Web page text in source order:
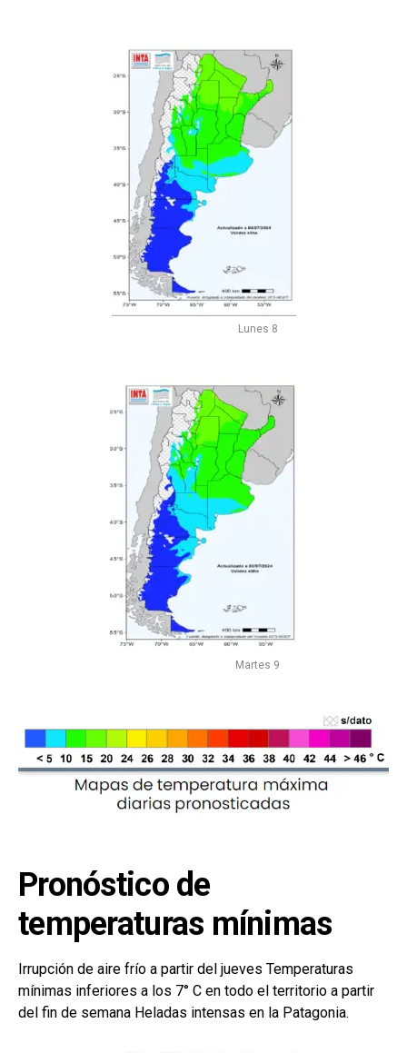
Lunes 8
Martes 9
Pronóstico de
temperaturas mínimas
Irrupción de aire frío a partir del jueves Temperaturas
mínimas inferiores a los 7° C en todo el territorio a partir
del fin de semana Heladas intensas en la Patagonia.